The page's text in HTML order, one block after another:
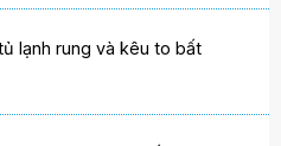
lạnh rung và kêu to bất